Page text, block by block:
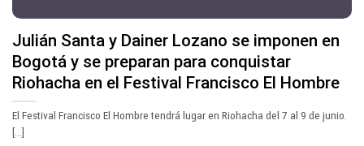
Julián Santa y Dainer Lozano se imponen en
Bogotá y se preparan para conquistar
Riohacha en el Festival Francisco El Hombre
El Festival Francisco El Hombre tendrá lugar en Riohacha del 7 al 9 de junio.
[...]